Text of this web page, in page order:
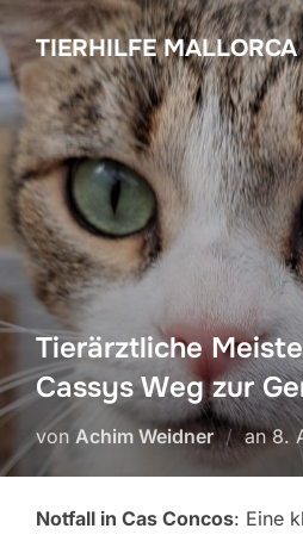
Zum
Inhalt
springen
TIERHILFE MALLORCA
Tierärztliche
Cassys Weg zur
von Achim Weidner an8.
Notfall in Cas Concos: Eine